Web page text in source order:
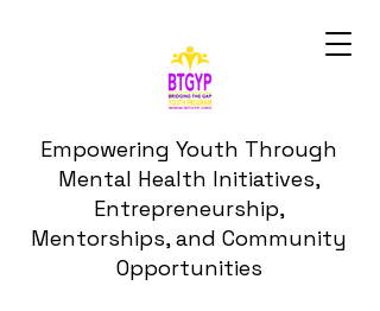
Empowering Youth Through
Mental Health Initiatives,
Entrepreneurship,
Mentorships, and Community
Opportunities